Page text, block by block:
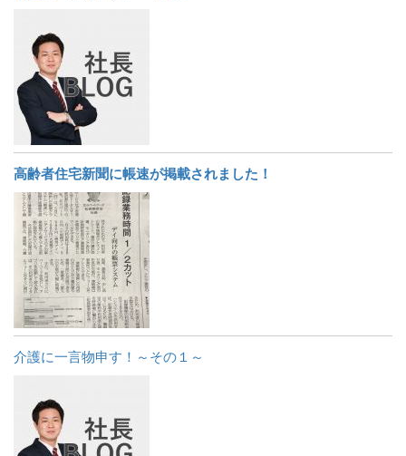
高齢者住宅新聞に帳速が掲載されました！
介護に一言物申す！～その１～